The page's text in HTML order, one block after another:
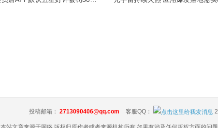
投稿邮箱： 2713090406@qq.com 客服QQ：